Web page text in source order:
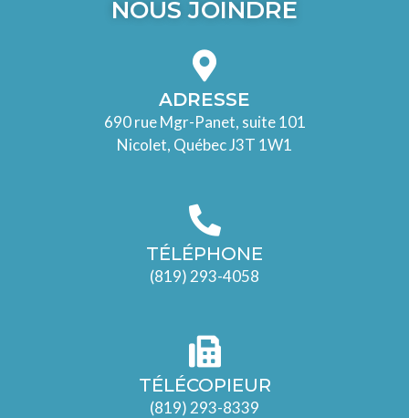
NOUS JOINDRE
ADRESSE
690 rue Mgr-Panet, suite 101
Nicolet, Québec J3T 1W1
TÉLÉPHONE
(819) 293-4058
TÉLÉCOPIEUR
(819) 293-8339